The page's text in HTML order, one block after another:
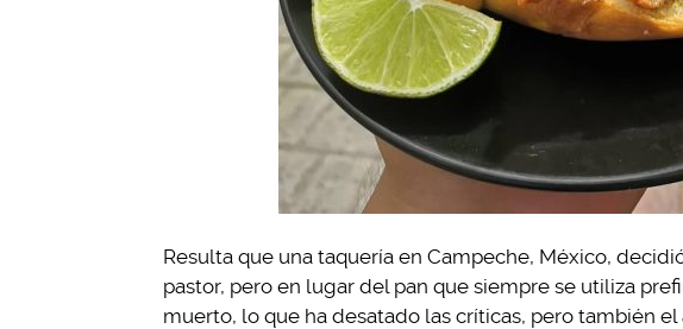
Resulta que una taquería en Campeche, México,
pastor, pero en lugar del pan que siempre se utiliza
muerto, lo que ha desatado las críticas, pero también